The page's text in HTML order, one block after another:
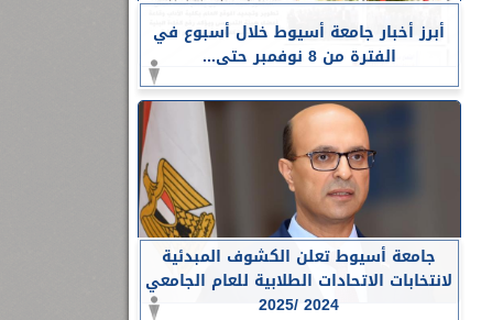
أبرز أخبار جامعة أسيوط خلال أسبوع في
الفترة من 8 نوفمبر حتى...
جامعة أسيوط تعلن الكشوف المبدئية
لانتخابات الاتحادات الطلابية للعام الجامعي
2024 /2025